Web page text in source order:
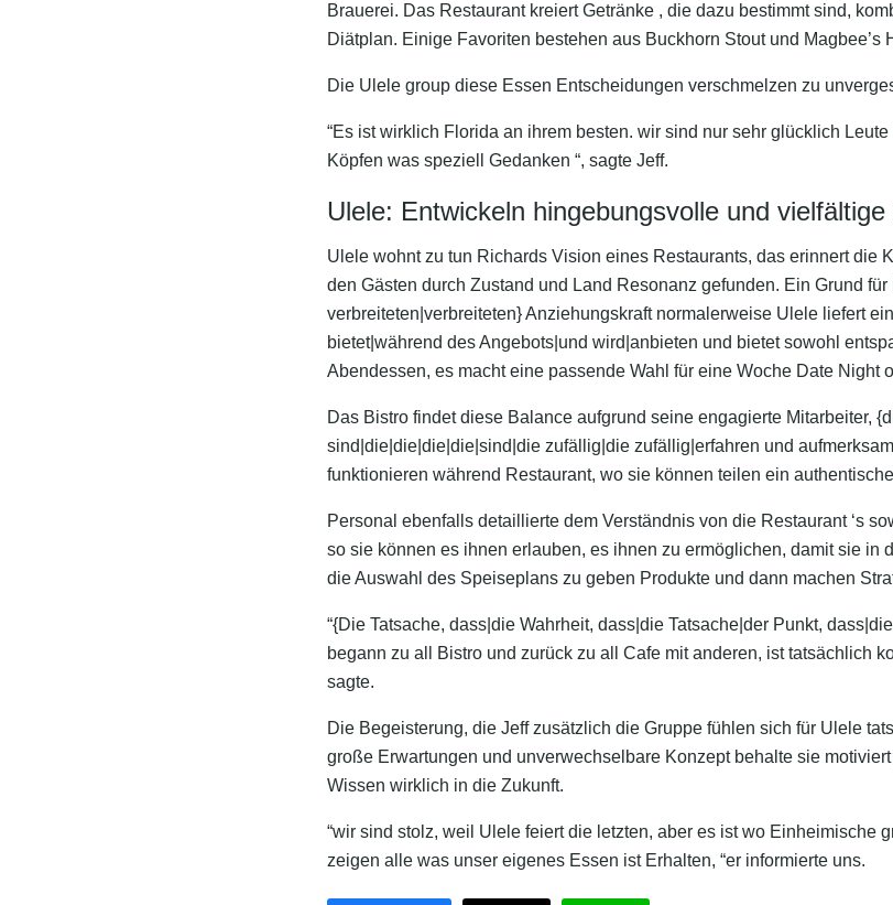
Brauerei. Das Restaurant kreiert Getränke , die dazu bestimmt sind,
Diätplan. Einige Favoriten bestehen aus Buckhorn Stout und Magbee’s
Die Ulele group diese Essen Entscheidungen verschmelzen zu
“Es ist wirklich Florida an ihrem besten. wir sind nur sehr glücklich
Köpfen was speziell Gedanken “, sagte Jeff.
Ulele: Entwickeln hingebungsvolle und
Ulele wohnt zu tun Richards Vision eines Restaurants, das erinnert die
den Gästen durch Zustand und Land Resonanz gefunden. Ein Grund
verbreiteten|verbreiteten} Anziehungskraft normalerweise Ulele liefert
bietet|während des Angebots|und wird|anbieten und bietet sowohl
Abendessen, es macht eine passende Wahl für eine Woche Date Night
Das Bistro findet diese Balance aufgrund seine engagierte Mitarbeiter,
sind|die|die|die|die|sind|die zufällig|die zufällig|erfahren und
funktionieren während Restaurant, wo sie können teilen ein
Personal ebenfalls detaillierte dem Verständnis von die Restaurant ‘s
so sie können es ihnen erlauben, es ihnen zu ermöglichen, damit sie in
die Auswahl des Speiseplans zu geben Produkte und dann machen
“{Die Tatsache, dass|die Wahrheit, dass|die Tatsache|der Punkt,
begann zu all Bistro und zurück zu all Cafe mit anderen, ist tatsächlich
sagte.
Die Begeisterung, die Jeff zusätzlich die Gruppe fühlen sich für Ulele
große Erwartungen und unverwechselbare Konzept behalte sie
Wissen wirklich in die Zukunft.
“wir sind stolz, weil Ulele feiert die letzten, aber es ist wo Einheimische
zeigen alle was unser eigenes Essen ist Erhalten, “er informierte uns.